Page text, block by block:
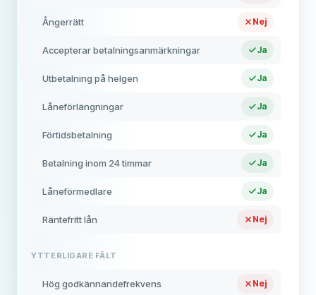
Ångerrätt Nej
Accepterar betalningsanmärkningar Ja
Utbetalning på helgen Ja
Låneförlängningar Ja
Förtidsbetalning Ja
Betalning inom 24 timmar Ja
Låneförmedlare Ja
Räntefritt lån Nej
YTTERLIGARE FÄLT
Hög godkännandefrekvens Nej